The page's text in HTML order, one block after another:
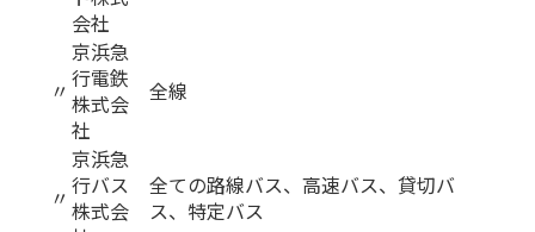
会社
〃
京浜急
行電鉄
株式会
社
全線
〃
京浜急
行バス
株式会
全ての路線バス、高速バス、貸切バ
ス、特定バス